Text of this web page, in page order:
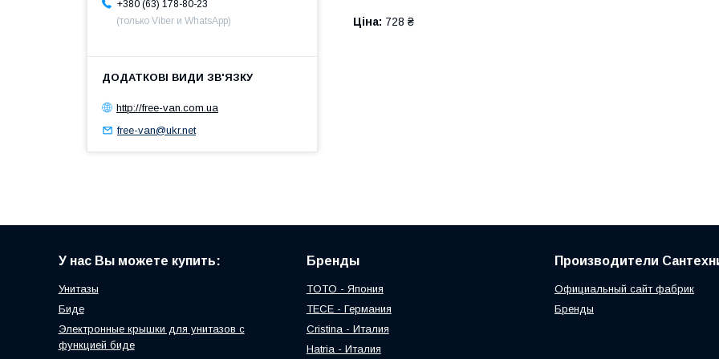
Ціна: 728 ₴
+380 (63) 178-80-23
(только Viber и WhatsApp)
http://free-van.com.ua
free-van@ukr.net
У нас Вы можете купить:
Унитазы
Биде
Электронные крышки для унитазов с
функцией биде
Бренды
TOTO - Япония
TECE - Германия
Cristina - Италия
Hatria - Италия
Производители
Официальный сайт фабрик
Бренды